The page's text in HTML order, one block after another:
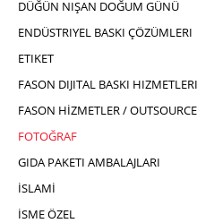
DÜĞÜN NIŞAN DOĞUM GÜNÜ
ENDÜSTRIYEL BASKI ÇÖZÜMLERI
ETIKET
FASON DIJITAL BASKI HIZMETLERI
FASON HİZMETLER /
FOTOĞRAF
GIDA PAKETI AMBALAJLARI
İSLAMİ
İSME ÖZEL